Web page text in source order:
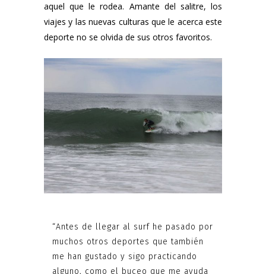
aquel que le rodea. Amante del salitre, los
viajes y las nuevas culturas que le acerca este
deporte no se olvida de sus otros favoritos.
“Antes de llegar al surf he pasado por
muchos otros deportes que también
me han gustado y sigo practicando
alguno, como el buceo que me ayuda